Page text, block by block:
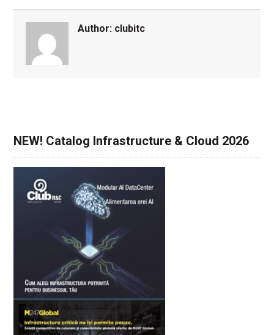
Author: clubitc
NEW! Catalog Infrastructure & Cloud 2026